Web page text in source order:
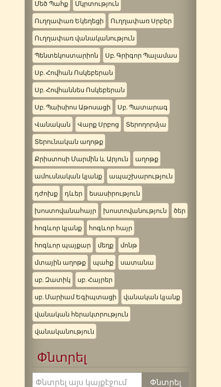
Մեծ Պահք Մկրտություն
Ուղղափառ Եկեղեցի Ուղղափառ Սրբեր
Ուղղափառ վանականություն
Պենտեկոստարիոն Սբ. Գրիգոր Պալամաս
Սբ. Հովհան Ոսկեբերան
Սբ. Հովհաննես Ոսկեբերան
Սբ. Պաիսիոս Աթոսացի Սբ. Պատարագ
Վանական Վարք Սրբոց Տերողորմյա
Տերունական աղոթք
Քրիստոսի Մարմին և Արյուն աղոթք
ամուսնական կյանք ապաշխարություն
դժոխք դևեր եսասիրություն
խոստովանահայր խոստովանություն ծեր
հոգևոր կյանք հոգևոր հայր
հոգևոր պայքար մեղք մոնթ
մտային աղոթք պահք սատանա
սբ. Զատիկ սբ. Հայրեր
սբ. Մարիամ Եգիպտացի վանական կյանք
վանական հերակտրություն
վանականություն
Փնտրել